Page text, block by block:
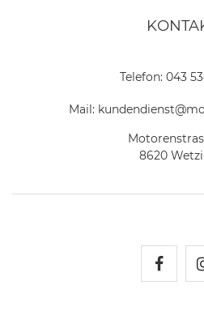
Telefon: 043
Mail:
8620